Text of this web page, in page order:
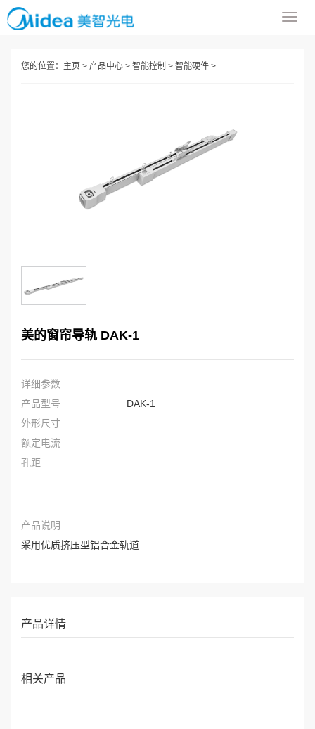
导
您的位置： 主页 > 产品中心 > 智能控制 > 智能硬件 >
美的窗帘导轨 DAK-1
详细参数
产品型号
DAK-1
外形尺寸
额定电流
孔距
产品说明
采用优质挤压型铝合金轨道
产品详情
相关产品